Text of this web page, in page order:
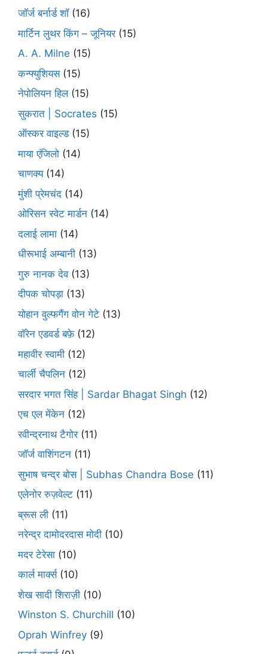
जॉर्ज बर्नार्ड शॉ(16)
मार्टिन लुथर किंग – जूनियर(15)
A. A. Milne (15)
कन्फ्युशियस(15)
नेपोलियन हिल(15)
सुकरात | Socrates (15)
ऑस्कर वाइल्ड(15)
माया एंजिलो (14)
चाणक्य(14)
मुंशी प्रेमचंद (14)
ओरिसन स्‍वेट मार्डन (14)
दलाई लामा (14)
धीरूभाई अम्बानी (13)
गुरु नानक देव(13)
दीपक चोपड़ा (13)
योहान वुल्फगैंग वोन गेटे (13)
वॉरेन एडवर्ड बफ़े(12)
महावीर स्वामी (12)
चार्ली चैपलिन (12)
सरदार भगत सिंह | Sardar Bhagat Singh (12)
एच एल मेंकेन (12)
रवीन्द्रनाथ टैगोर(11)
जॉर्ज वाशिंगटन (11)
सुभाष चन्द्र बोस | Subhas Chandra Bose (11)
एलेनोर रुज़वेल्ट (11)
ब्रूस ली (11)
नरेन्द्र दामोदरदास मोदी (10)
मदर टेरेसा (10)
कार्ल मार्क्स(10)
शेख सादी शिराज़ी (10)
Winston S. Churchill (10)
Oprah Winfrey (9)